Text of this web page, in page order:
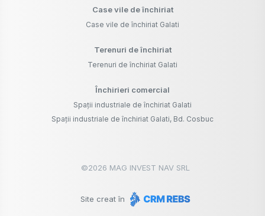
Case vile de închiriat
Case vile de închiriat Galati
Terenuri de închiriat
Terenuri de închiriat Galati
Închirieri comercial
Spații industriale de închiriat Galati
Spații industriale de închiriat Galati, Bd. Cosbuc
©2026 MAG INVEST NAV SRL
Site creat în